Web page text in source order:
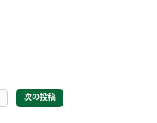
次の投稿